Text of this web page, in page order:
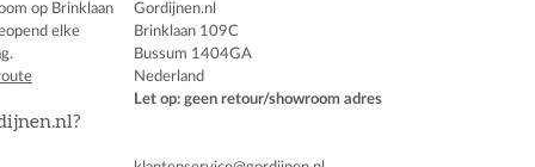
op Brinklaan
elke
Gordijnen.nl
Brinklaan 109C
Bussum 1404GA
Nederland
Let op: geen retour/showroom adres